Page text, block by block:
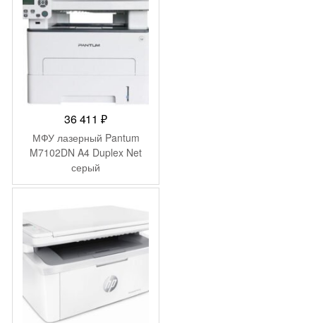
36 411₽
МФУ лазерный Pantum
M7102DN A4 Duplex Net
серый